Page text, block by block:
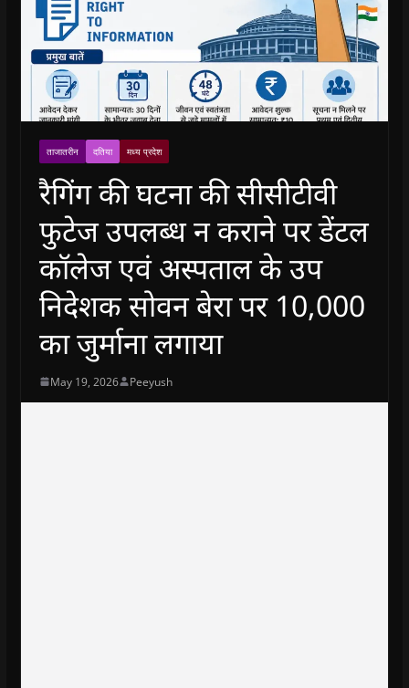
ताजातरीन दतिया मध्य प्रदेश
रैगिंग की घटना की सीसीटीवी
फुटेज उपलब्ध न कराने पर डेंटल
कॉलेज एवं अस्पताल के उप
निदेशक सोवन बेरा पर 10,000
का जुर्माना लगाया
May 19, 2026 Peeyush